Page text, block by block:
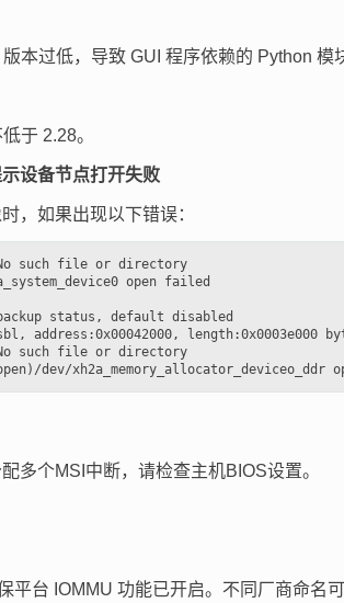
本过低，导致 GUI 程序依赖的 Python 模
于 2.28。
设备节点打开失败
，如果出现以下错误：
such file or directory
open failed
status, default disabled
address:0x00042000, length:0x0003e000
such file or directory
多个MSI中断，请检查主机BIOS设置。
平台 IOMMU 功能已开启。不同厂商命名